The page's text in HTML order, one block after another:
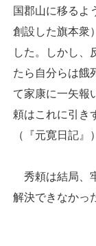
国郡山に移るよ
創設した旗本衆
した。しかし、
たら自分らは餓
て家康に一矢報
頼はこれに引き
（『元寛日記』
秀頼は結局、
解決できなかっ